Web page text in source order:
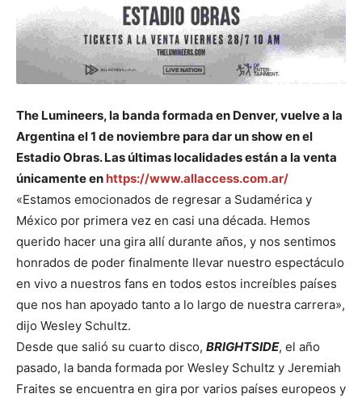
The Lumineers, la banda formada en Denver, vuelve a la
Argentina el 1 de noviembre para dar un show en el
Estadio Obras. Las últimas localidades están a la venta
únicamente en https://www.allaccess.com.ar/
«Estamos emocionados de regresar a Sudamérica y
México por primera vez en casi una década. Hemos
querido hacer una gira allí durante años, y nos sentimos
honrados de poder finalmente llevar nuestro espectáculo
en vivo a nuestros fans en todos estos increíbles países
que nos han apoyado tanto a lo largo de nuestra carrera»,
dijo Wesley Schultz.
Desde que salió su cuarto disco, BRIGHTSIDE, el año
pasado, la banda formada por Wesley Schultz y Jeremiah
Fraites se encuentra en gira por varios países europeos y